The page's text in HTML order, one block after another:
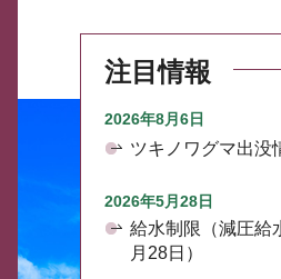
注目情報
2026年8月6日
ツキノワグマ出没
2026年5月28日
給水制限（減圧給
月28日）